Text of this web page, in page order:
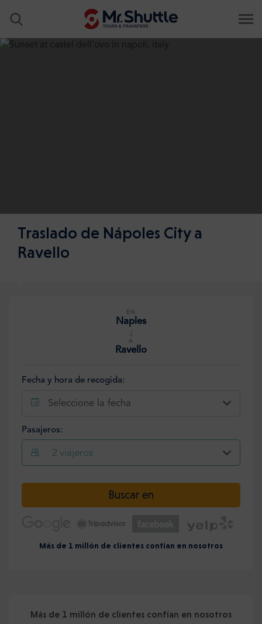
Traslado de Nápoles City a
Ravello
EN
Naples
↓
A
Ravello
Fecha y hora de recogida:
Seleccione la fecha
Pasajeros:
2 viajeros
Buscar en
Más de 1 millón de clientes confían en nosotros
Más de 1 millón de clientes confían en nosotros